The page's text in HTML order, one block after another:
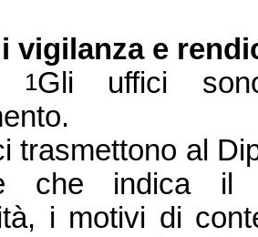
vigilanza e
1Gli uffici
trasmettono al
che indica il
i motivi di